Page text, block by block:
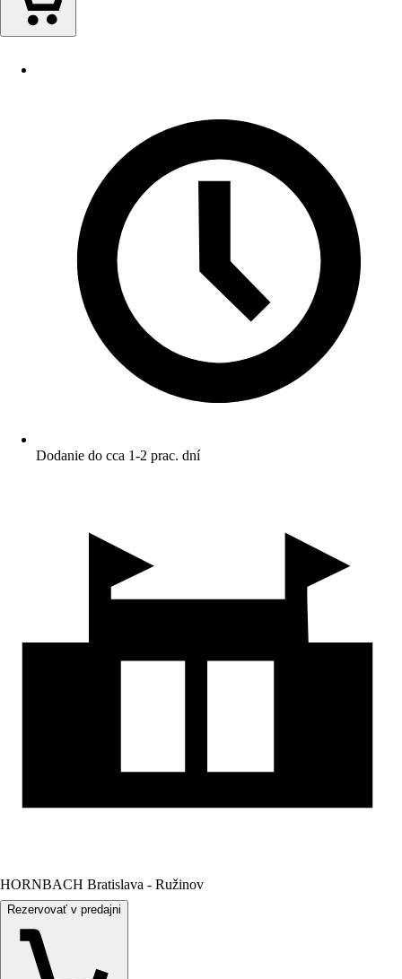
Dodanie do cca 1-2 prac. dní
HORNBACH Bratislava - Ružinov
Rezervovať v predajni